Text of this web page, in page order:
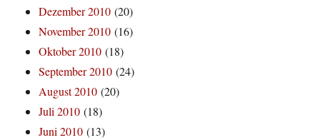
Dezember 2010 (20)
November 2010 (16)
Oktober 2010 (18)
September 2010 (24)
August 2010 (20)
Juli 2010 (18)
Juni 2010 (13)